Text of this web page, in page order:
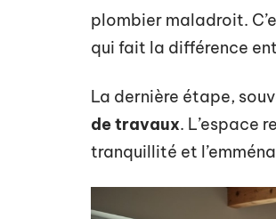
plombier maladroit.
qui fait la différence
La dernière étape,
de travaux. L’espace
tranquillité et